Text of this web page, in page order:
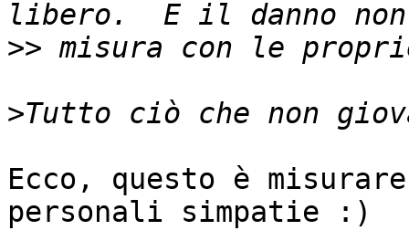
>>
>
Ecco, questo è
personali simpatie :)